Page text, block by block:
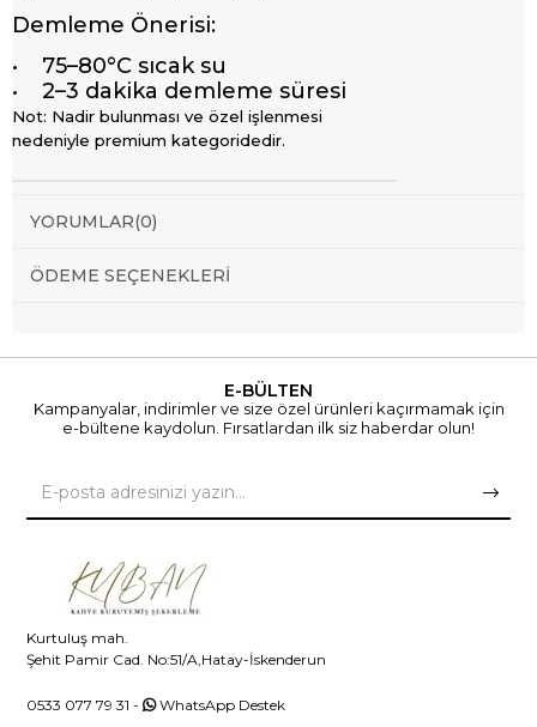
Demleme Önerisi:
• 75–80°C sıcak su
• 2–3 dakika demleme süresi
Not: Nadir bulunması ve özel işlenmesi
nedeniyle premium kategoridedir.
YORUMLAR(0)
ÖDEME SEÇENEKLERI
E-BÜLTEN
Kampanyalar, indirimler ve size özel ürünleri kaçırmamak için
e-bültene kaydolun. Fırsatlardan ilk siz haberdar olun!
Kurtuluş mah.
Şehit Pamir Cad. No:51/A,Hatay-İskenderun
0533 077 79 31 - WhatsApp Destek